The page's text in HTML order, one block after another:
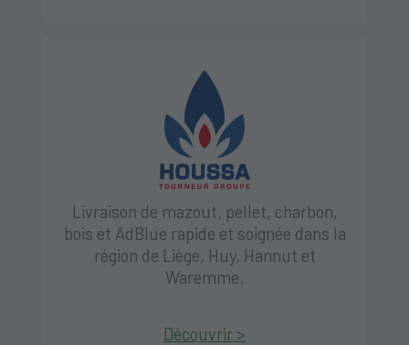
Livraison de mazout, pellet, charbon,
bois et AdBlue rapide et soignée dans la
région de Liège, Huy, Hannut et
Waremme.
Découvrir >